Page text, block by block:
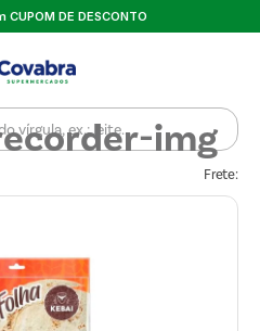
DE DESCONTO
Frete: